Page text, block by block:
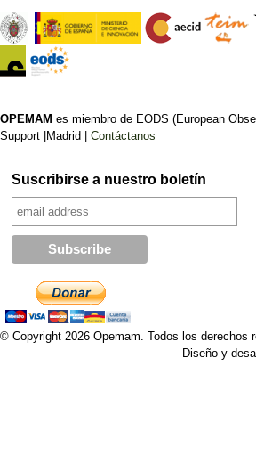
OPEMAM es miembro de EODS (European
Support |Madrid | Contáctanos
Suscribirse a nuestro boletín
© Copyright 2026 Opemam. Todos los derechos
Diseño y